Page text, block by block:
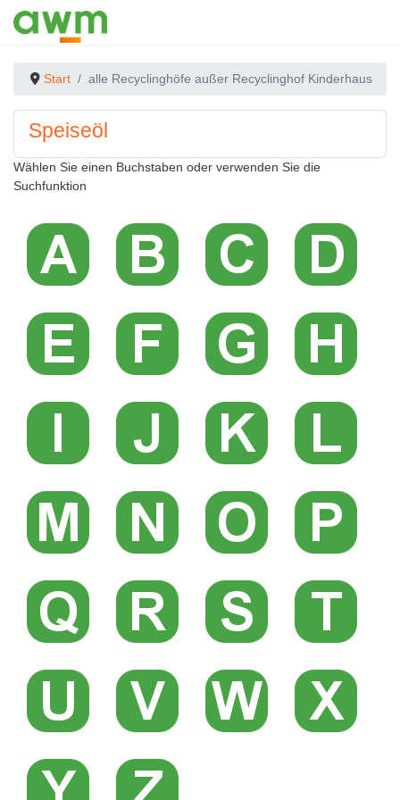
Start alle Recyclinghöfe außer Recyclinghof Kinderhaus
Speiseöl
Wählen Sie einen Buchstaben oder verwenden Sie die
Suchfunktion